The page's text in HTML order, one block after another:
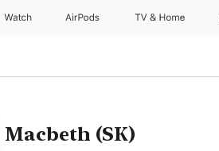
Watch AirPods TV & Home
Macbeth (SK)